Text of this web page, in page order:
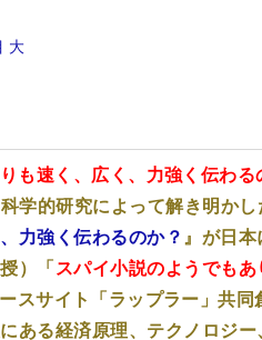
大
も速く、広く、力強く伝わる
学的研究によって解き明か
力強く伝わるのか？ 』が日
）「スパイ小説のようでも
スサイト「ラップラー」共
ある経済原理、テクノロジ